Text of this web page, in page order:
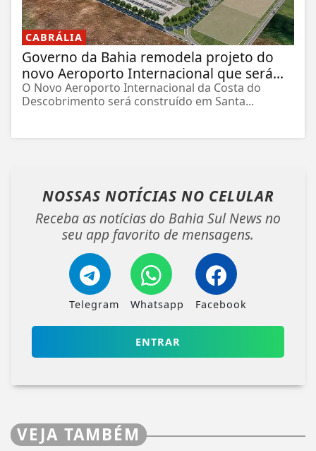
CABRÁLIA
Governo da Bahia remodela projeto do
novo Aeroporto Internacional que será...
O Novo Aeroporto Internacional da Costa do
Descobrimento será construído em Santa...
NOSSAS NOTÍCIAS NO CELULAR
Receba as notícias do Bahia Sul News no
seu app favorito de mensagens.
Telegram Whatsapp Facebook
ENTRAR
VEJA TAMBÉM